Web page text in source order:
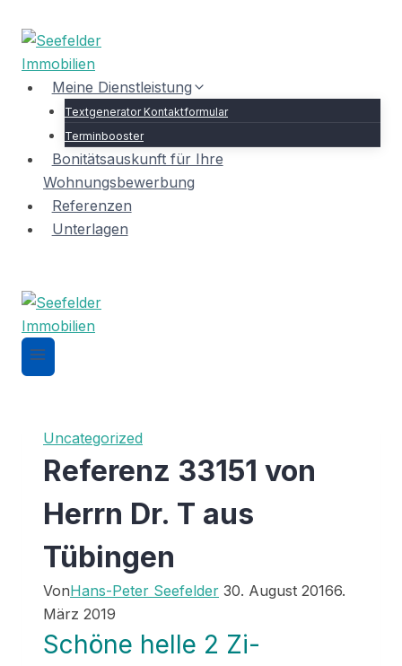
Inhalt
springen
Meine Dienstleistung
Textgenerator Kontaktformular
Terminbooster
Bonitätsauskunft für Ihre
Wohnungsbewerbung
Referenzen
Unterlagen
Uncategorized
Referenz 33151 von
Herrn Dr. T aus
Tübingen
VonHans-Peter Seefelder 30. August 20166.
März 2019
Schöne helle 2 Zi-